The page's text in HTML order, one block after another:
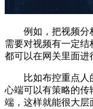
例如，把视频分析
需要对视频有一定结
都可以在网关里面进
比如布控重点人的
心端可以有策略的传
端，这样就能很大层